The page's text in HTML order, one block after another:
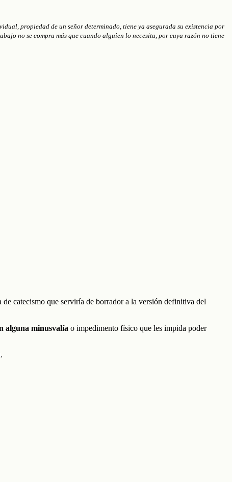
propiedad de un señor determinado, tiene ya asegurada su existencia por
no se compra más que cuando alguien lo necesita, por cuya razón no tiene
catecismo que serviría de borrador a la versión definitiva del
alguna minusvalía o impedimento físico que les impida poder